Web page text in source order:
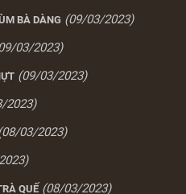
BÀ DÀNG (09/03/2023)
03/2023)
(09/03/2023)
2023)
03/2023)
QUẾ (08/03/2023)